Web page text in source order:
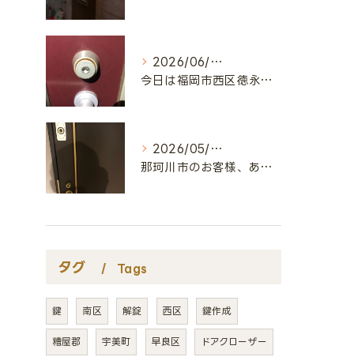
2026/06/08
今日は福岡市西区徳永北にお邪魔しました🔑
2026/05/23
那珂川市のお客様、ありがとうございました🔑
タグ Tags
鍵 南区 解錠 西区 鍵作成
糟屋郡 宇美町 早良区 ドアクローザー